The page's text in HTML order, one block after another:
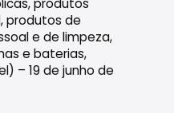
produtos
produtos de
e de limpeza,
e baterias,
– 19 de junho de